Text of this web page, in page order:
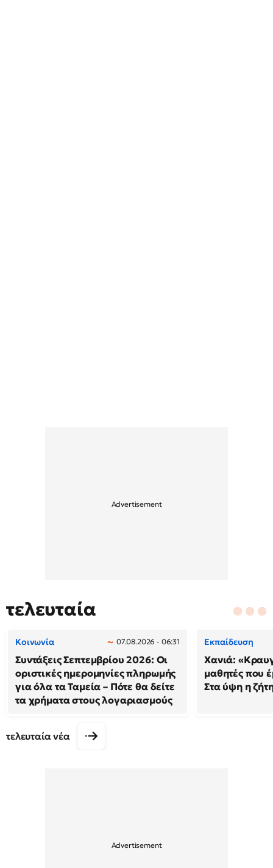
τελευταία
Κοινωνία 07.08.2026 - 06:31
Συντάξεις Σεπτεμβρίου 2026: Οι
οριστικές ημερομηνίες πληρωμής
για όλα τα Ταμεία – Πότε θα δείτε
τα χρήματα στους λογαριασμούς
Εκπαίδευση
Χανιά:
μαθητές που
Στα ύψη η
τελευταία νέα